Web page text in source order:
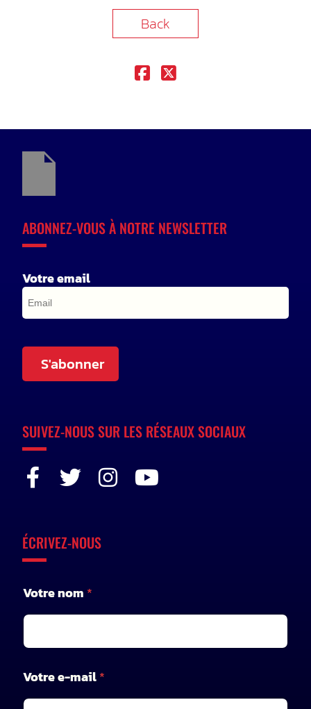
Back
ABONNEZ-VOUS À NOTRE NEWSLETTER
Votre email
S'abonner
SUIVEZ-NOUS SUR LES RÉSEAUX SOCIAUX
ÉCRIVEZ-NOUS
Votre nom *
Votre e-mail*